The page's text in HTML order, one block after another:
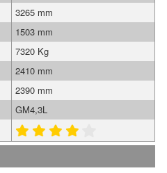
3265 mm
1503 mm
7320 Kg
2410 mm
2390 mm
GM4,3L